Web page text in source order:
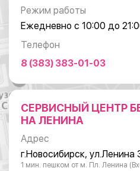
Режим работы
Ежедневно с 10:00 до
Телефон
8 (383) 383-01-03
СЕРВИСНЫЙ ЦЕНТР
НА ЛЕНИНА
Адрес
г.Новосибирск, ул.Ленина
1 мин. пешком от м. Пл. Ленина